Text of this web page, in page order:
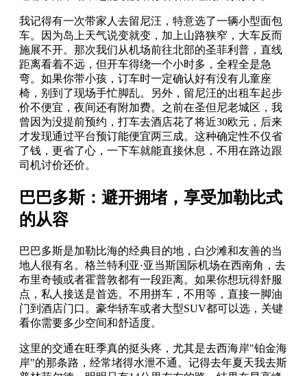
我记得有一次带家人去留尼汪，特意选了一辆小型面包
车。因为岛上天气说变就变，加上山路狭窄，大车反而
施展不开。那次我们从机场前往北部的圣菲利普，直线
距离看着不远，但开车得绕一个小时多，全程全是急
弯。如果你带小孩，订车时一定确认好有没有儿童座
椅，别到了现场手忙脚乱。另外，留尼汪的出租车起步
价不便宜，夜间还有附加费。之前在圣但尼老城区，我
曾因为没提前预约，打车去酒店花了将近30欧元，后来
才发现通过平台预订能便宜两三成。这种确定性不仅省
了钱，更省了心，一下车就能直接休息，不用在路边跟
司机讨价还价。
巴巴多斯：避开拥堵，享受加勒比式
的从容
巴巴多斯是加勒比海的经典目的地，白沙滩和友善的当
地人很有名。格兰特利亚·亚当斯国际机场在西南角，去
布里奇顿或者霍普敦都有一段距离。如果你想玩得舒服
点，私人接送是首选。不用拼车，不用等，直接一脚油
门到酒店门口。豪华轿车或者大型SUV都可以选，关键
看你需要多少空间和舒适度。
这里的交通在旺季真的挺头疼，尤其是去西海岸"铂金海
岸"的那条路，经常堵得水泄不通。记得去年夏天我去斯